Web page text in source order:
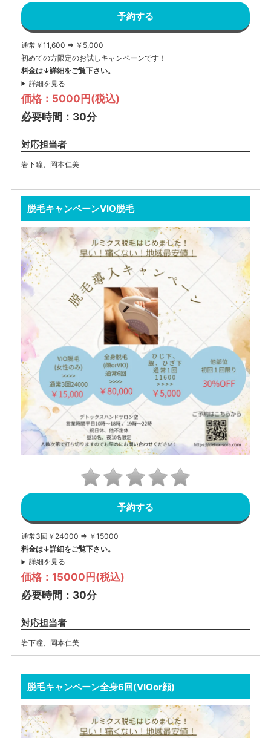
予約する
通常￥11,600 ⇒ ￥5,000
初めての方限定のお試しキャンペーンです！
料金は↓詳細をご覧下さい。
詳細を見る
価格：5000円(税込)
必要時間：30分
対応担当者
岩下瞳、 岡本仁美
脱毛キャンペーンVIO脱毛
予約する
通常3回￥24000 ⇒ ￥15000
料金は↓詳細をご覧下さい。
詳細を見る
価格：15000円(税込)
必要時間：30分
対応担当者
岩下瞳、 岡本仁美
脱毛キャンペーン全身6回(VIOor顔)